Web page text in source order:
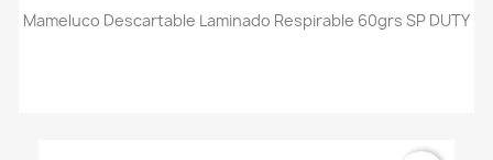
Mameluco Descartable Laminado Respirable 60grs SP DUTY